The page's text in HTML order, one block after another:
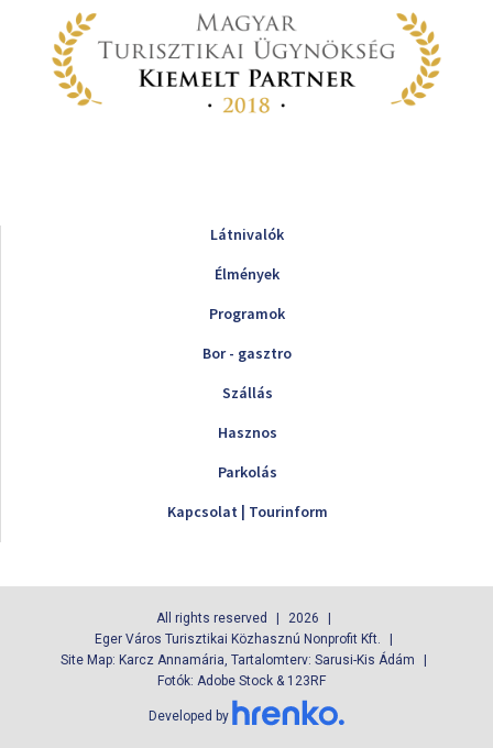
Látnivalók
Élmények
Programok
Bor - gasztro
Szállás
Hasznos
Parkolás
Kapcsolat | Tourinform
All rights reserved
2026
Eger Város Turisztikai Közhasznú Nonprofit Kft.
Site Map: Karcz Annamária, Tartalomterv: Sarusi-Kis Ádám
Fotók: Adobe Stock & 123RF
Developed by